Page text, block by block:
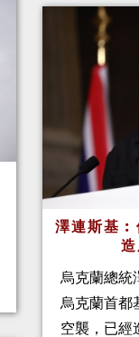
澤連斯基
烏克蘭總統
烏克蘭首都
空襲，已經